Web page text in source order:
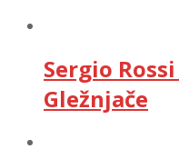
Sergio
Gležnjače